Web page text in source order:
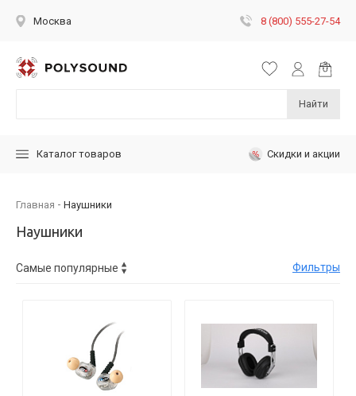
Москва 8 (800) 555-27-54
Найти
Каталог товаров Скидки и акции
Главная Наушники
Наушники
Фильтры